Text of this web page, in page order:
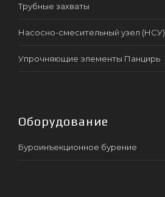
Трубные захваты
Насосно-смесительный узел (НСУ)
Упрочняющие элементы Панцирь
Оборудование
Буроинъекционное бурение